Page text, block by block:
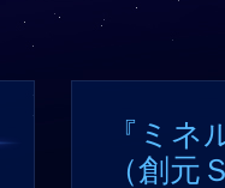
『ミ
（創元